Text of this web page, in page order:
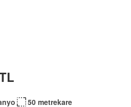
50 metrekare